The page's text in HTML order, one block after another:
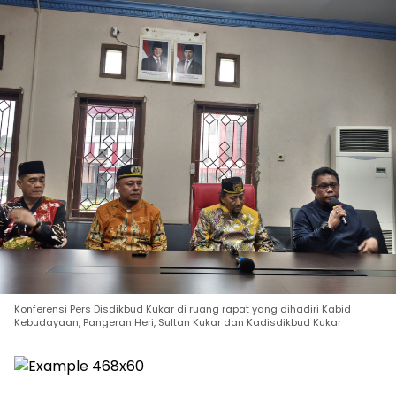
Konferensi Pers Disdikbud Kukar di ruang rapat yang dihadiri Kabid
Kebudayaan, Pangeran Heri, Sultan Kukar dan Kadisdikbud Kukar